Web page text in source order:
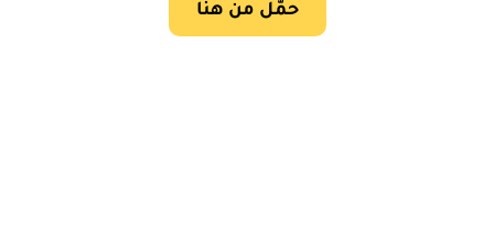
حمّل من هنا